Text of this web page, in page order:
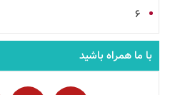
6
با ما همراه باشید